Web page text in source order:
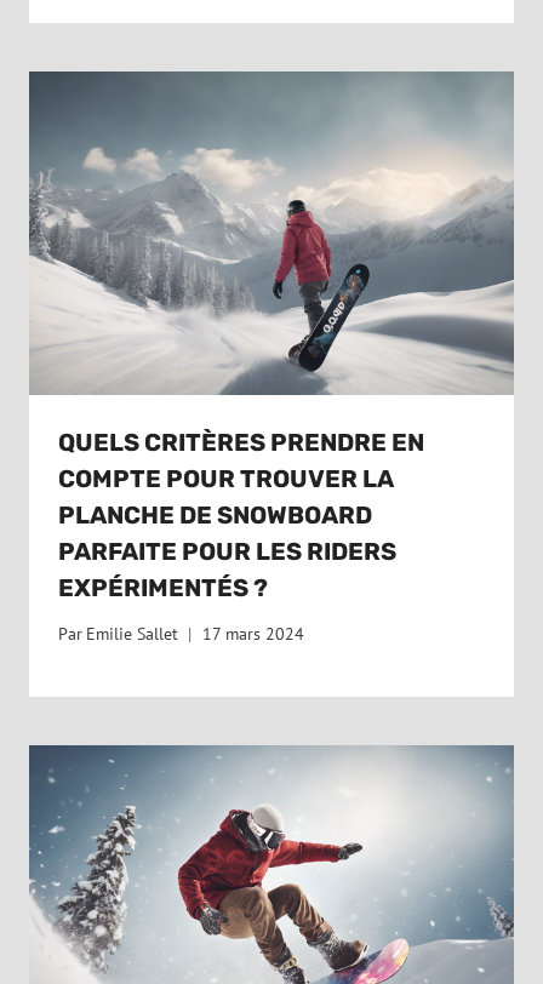
QUELS CRITÈRES PRENDRE EN
COMPTE POUR TROUVER LA
PLANCHE DE SNOWBOARD
PARFAITE POUR LES RIDERS
EXPÉRIMENTÉS ?
Par Emilie Sallet 17 mars 2024